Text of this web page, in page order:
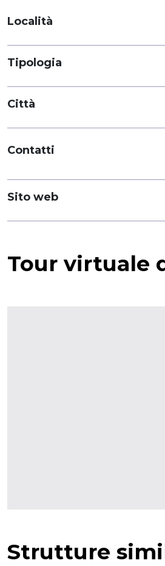
Località
Tipologia
Città
Contatti
Sito web
Tour virtuale
Strutture